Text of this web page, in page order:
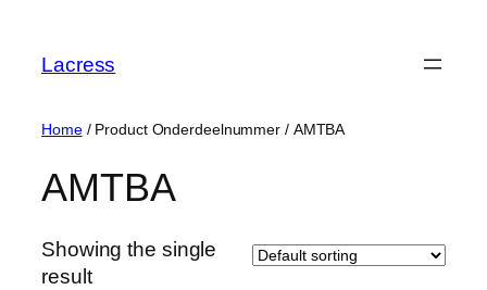
content
Lacress
Home/ Product Onderdeelnummer / ‎AMTBA
‎AMTBA
Showing the single
result